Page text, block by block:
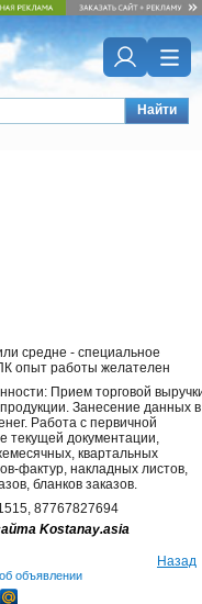
Найти
средне - специальное
опыт работы желателен
Прием торговой
Занесение данных в
Работа с первичной
текущей документации,
квартальных
фактур, накладных листов,
бланков заказов.
87767827694
Kostanay.asia
Назад
объявлении